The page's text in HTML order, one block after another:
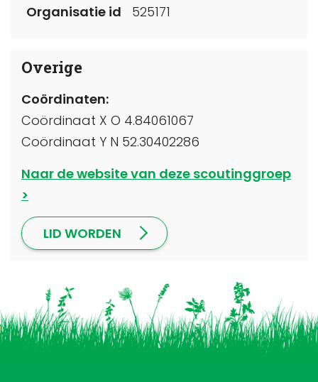
Organisatie id
525171
Overige
Coördinaten:
Coördinaat X O 4.84061067
Coördinaat Y N 52.30402286
Naar de website van deze scoutinggroep
LID WORDEN